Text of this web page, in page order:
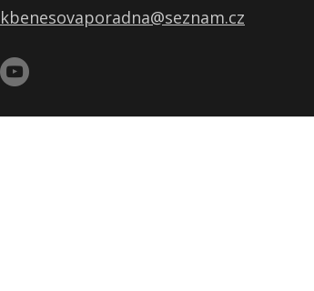
kbenesovaporadna@seznam.cz